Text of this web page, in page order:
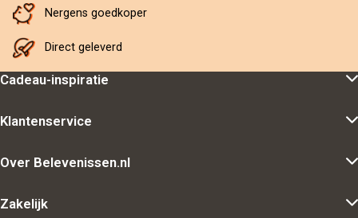
Nergens goedkoper
Direct geleverd
Cadeau-inspiratie
Klantenservice
Over Belevenissen.nl
Zakelijk